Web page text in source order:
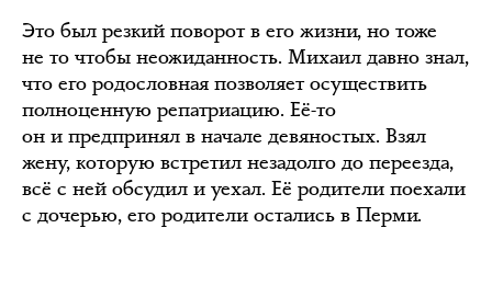
Это был резкий поворот в его жизни, но тоже
не то чтобы неожиданность. Михаил давно знал,
что его родословная позволяет осуществить
полноценную репатриацию. Её-то
он и предпринял в начале девяностых. Взял
жену, которую встретил незадолго до переезда,
всё с ней обсудил и уехал. Её родители поехали
с дочерью, его родители остались в Перми.